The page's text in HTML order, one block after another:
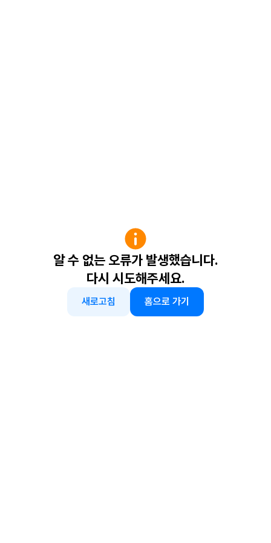
알 수 없는 오류가 발생했습니다.
다시 시도해주세요.
새로고침 홈으로 가기